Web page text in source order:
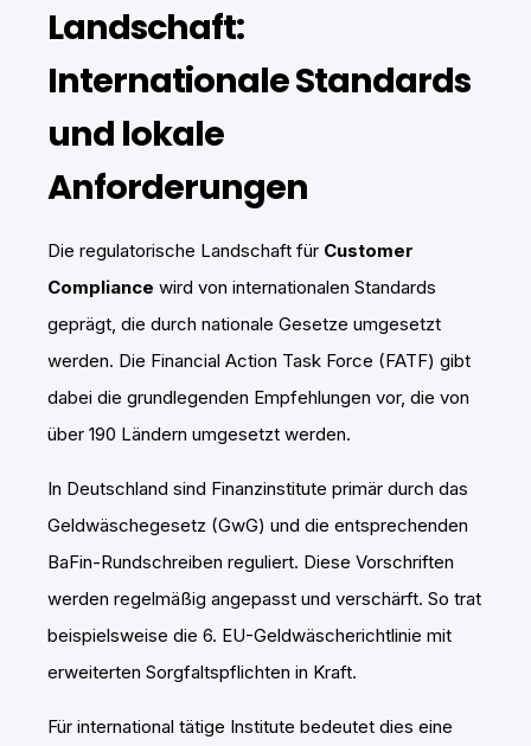
Landschaft:
Internationale Standards
und lokale
Anforderungen
Die regulatorische Landschaft für Customer
Compliance wird von internationalen Standards
geprägt, die durch nationale Gesetze umgesetzt
werden. Die Financial Action Task Force (FATF) gibt
dabei die grundlegenden Empfehlungen vor, die von
über 190 Ländern umgesetzt werden.
In Deutschland sind Finanzinstitute primär durch das
Geldwäschegesetz (GwG) und die entsprechenden
BaFin-Rundschreiben reguliert. Diese Vorschriften
werden regelmäßig angepasst und verschärft. So trat
beispielsweise die 6. EU-Geldwäscherichtlinie mit
erweiterten Sorgfaltspflichten in Kraft.
Für international tätige Institute bedeutet dies eine